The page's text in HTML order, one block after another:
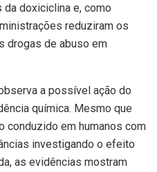
doxiciclina e, como
reduziram os
drogas de abuso em
a possível ação do
química. Mesmo que
conduzido em humanos com
investigando o efeito
as evidências mostram